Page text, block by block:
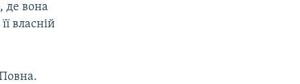
де вона
власній